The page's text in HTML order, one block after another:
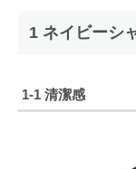
1 ネイビーシ
1-1 清潔感